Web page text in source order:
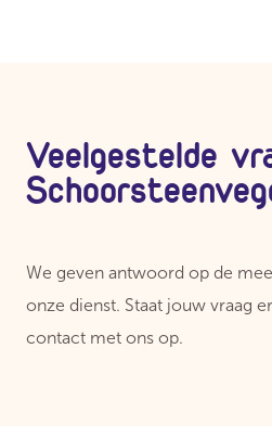
Veelgestelde
We geven antwoord op de
onze dienst. Staat jouw vraag
contact met ons op.